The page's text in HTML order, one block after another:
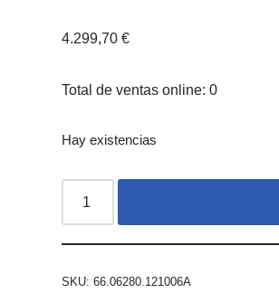
4.299,70 €
Total de ventas online: 0
Hay existencias
SKU: 66.06280.121006A